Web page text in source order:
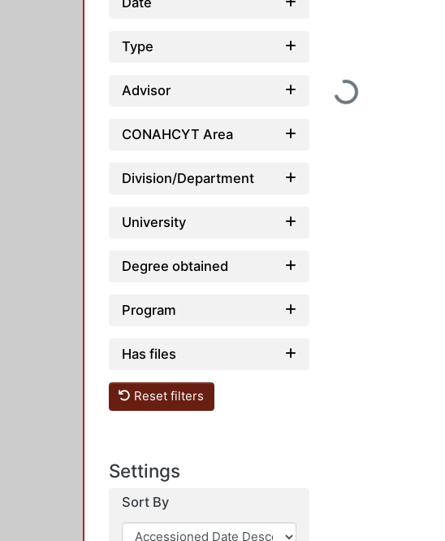
Type
Advisor
CONAHCYT Area
Division/Department
University
Degree obtained
Program
Has files
Reset filters
Settings
Sort By
Loading...